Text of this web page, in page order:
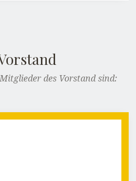
des Vorstand sind: